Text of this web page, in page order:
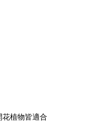
植物皆適合